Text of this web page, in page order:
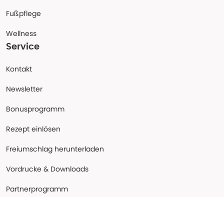
Fußpflege
Wellness
Service
Kontakt
Newsletter
Bonusprogramm
Rezept einlösen
Freiumschlag herunterladen
Vordrucke & Downloads
Partnerprogramm